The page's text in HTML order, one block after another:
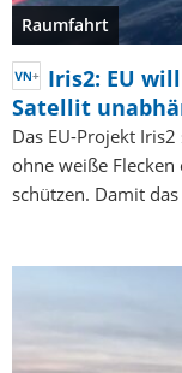
Raumfahrt
Iris2: EU
Satellit
Das EU-Projekt
ohne weiße
schützen. Damit